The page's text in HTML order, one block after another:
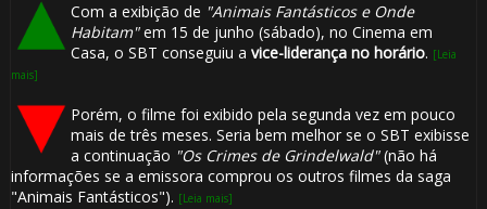
Com a exibição de "Animais Fantásticos e Onde
Habitam"em 15 de junho (sábado), no Cinema em
Casa, o SBT conseguiu a vice-liderança no horário. [Leia
mais]
Porém, o filme foi exibido pela segunda vez em pouco
mais de três meses. Seria bem melhor se o SBT exibisse
a continuação "Os Crimes de Grindelwald"(não há
informações se a emissora comprou os outros filmes da saga
"Animais Fantásticos"). [Leia mais]
⚡
⚡ ⚡